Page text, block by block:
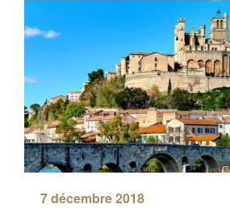
7 décembre 2018